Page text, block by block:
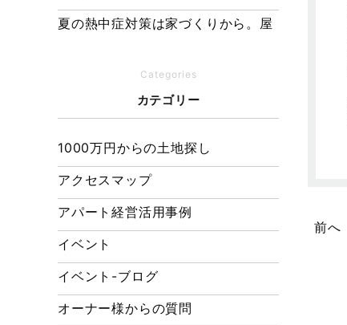
前へ
夏の熱中症対策は家づくりから。屋
【埼玉県経営品質知事賞】大野知事
へ受賞のご報告と表敬訪問を行いま
Categories
カテゴリー
1000万円からの土地探し
アクセスマップ
アパート経営活用事例
イベント
イベント-ブログ
オーナー様からの質問